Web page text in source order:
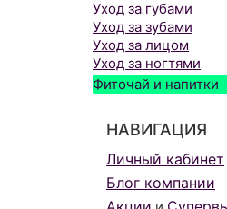
Уход за губами
Уход за зубами
Уход за лицом
Уход за ногтями
Фиточай и напитки
НАВИГАЦИЯ
Личный кабинет
Блог компании